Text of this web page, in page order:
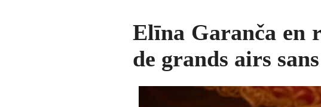
Elīna Garanča en
de grands airs